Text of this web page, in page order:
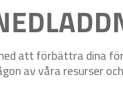
att förbättra dina
av våra resurser